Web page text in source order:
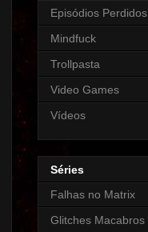
Episódios Perdidos
Mindfuck
Trollpasta
Video Games
Vídeos
Séries
Falhas no Matrix
Glitches Macabros